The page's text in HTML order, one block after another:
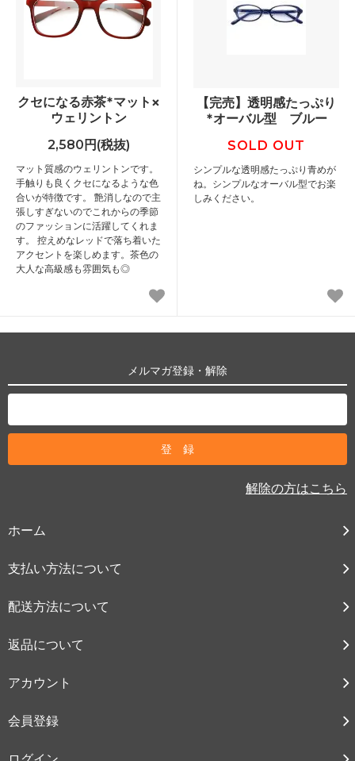
クセになる赤茶*マット×
ウェリントン
2,580円(税抜)
マット質感のウェリントンです。
手触りも良くクセになるような色
合いが特徴です。 艶消しなので主
張しすぎないのでこれからの季節
のファッションに活躍してくれま
す。 控えめなレッドで落ち着いた
アクセントを楽しめます。茶色の
大人な高級感も雰囲気も◎
【完売】透明感たっぷり
*オーバル型 ブルー
SOLD OUT
シンプルな透明感たっぷり青めが
ね。シンプルなオーバル型でお楽
しみください。
メルマガ登録・解除
解除の方はこちら
ホーム
支払い方法について
配送方法について
返品について
アカウント
会員登録